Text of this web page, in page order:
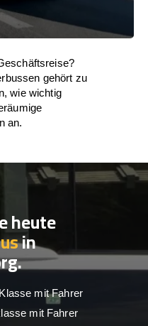
gehört zu
wie wichtig
an.
heute
in
mit Fahrer
mit Fahrer